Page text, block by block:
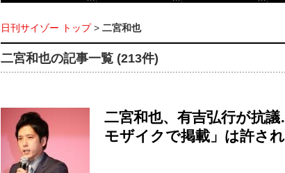
日刊サイゾー トップ> 二宮和也
二宮和也の記事一覧 (213件)
二宮和也、有吉弘行が抗
モザイクで掲載」は許さ